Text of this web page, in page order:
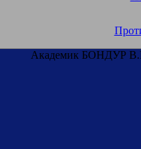
Академик БОНДУР